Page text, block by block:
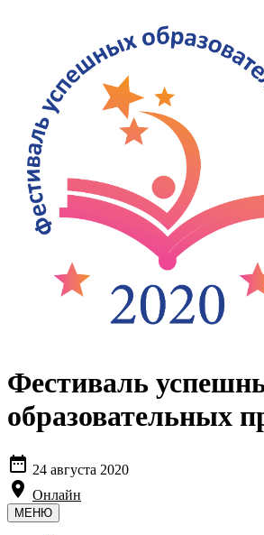
Фестиваль
образовательных
 24 августа 2020
 Онлайн
МЕНЮ